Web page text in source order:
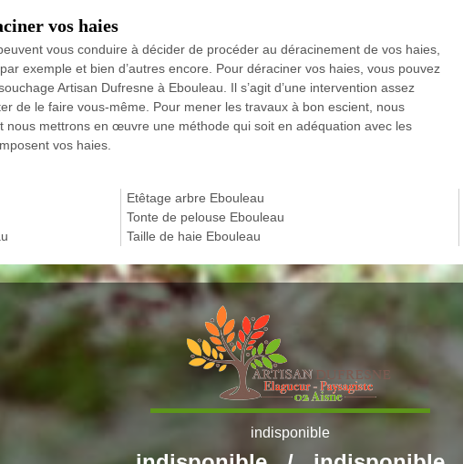
vos haies
vous conduire à décider de procéder au déracinement de vos haies,
exemple et bien d’autres encore. Pour déraciner vos haies, vous pouvez
Artisan Dufresne à Ebouleau. Il s’agit d’une intervention assez
de le faire vous-même. Pour mener les travaux à bon escient, nous
nous mettrons en œuvre une méthode qui soit en adéquation avec les
vos haies.
Etêtage arbre Ebouleau
Tonte de pelouse Ebouleau
Taille de haie Ebouleau
indisponible